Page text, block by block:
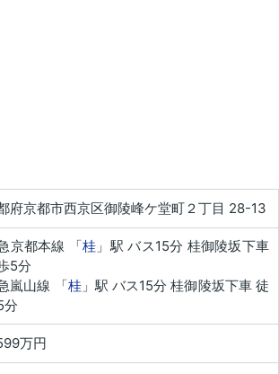
府京都市西京区御陵峰ケ堂町２丁目 28-13
京都本線 「桂 」駅 バス15分 桂御陵坂下車
5分
嵐山線 「桂」駅 バス15分 桂御陵坂下車 徒
分
万円